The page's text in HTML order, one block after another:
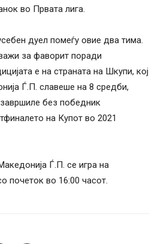
во Првата лига.
дуел помеѓу овие два тима.
за фаворит поради
е на страната на Шкупи, кој
Ѓ.П. славеше на 8 средби,
без победник
на Купот во 2021
Ѓ.П. се игра на
почеток во 16:00 часот.